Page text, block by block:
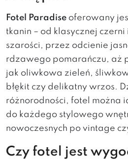
Fotel Paradise oferowany
tkanin – od klasycznej
szarości, przez odcienie
rdzawego pomarańczu, aż
jak oliwkowa zieleń,
błękit czy delikatny wrzos.
różnorodności, fotel można
do każdego stylowego
nowoczesnych po vintage
Czy fotel jest